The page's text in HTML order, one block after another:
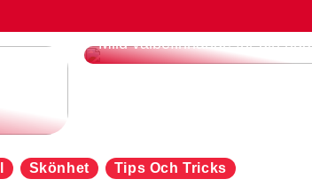
själv
Mild välbefinnande för din hud
Skönhet Tips Och Tricks